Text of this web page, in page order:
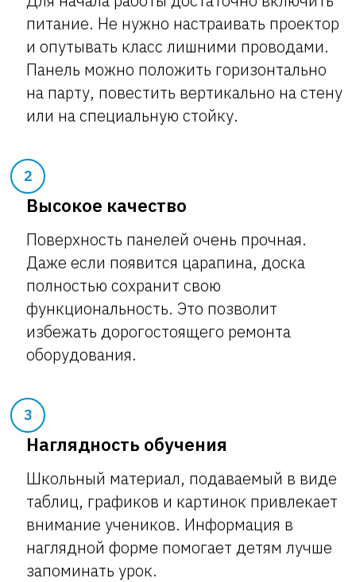
питание. Не нужно настраивать проектор
и опутывать класс лишними проводами.
Панель можно положить горизонтально
на парту, повестить вертикально на стену
или на специальную стойку.
2
Высокое качество
Поверхность панелей очень прочная.
Даже если появится царапина, доска
полностью сохранит свою
функциональность. Это позволит
избежать дорогостоящего ремонта
оборудования.
3
Наглядность обучения
Школьный материал, подаваемый в виде
таблиц, графиков и картинок привлекает
внимание учеников. Информация в
наглядной форме помогает детям лучше
запоминать урок.